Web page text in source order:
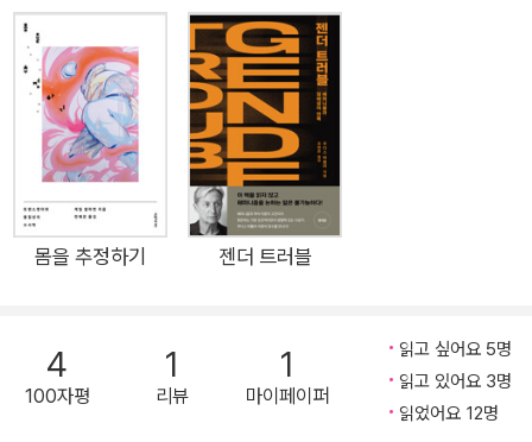
개념은 믿을 수 없을 정도로 단순하다. 모두가 선망할 만한 직업,
명성과 권력을 소유하고, 모범적인 가족을 꾸리고, 재화를 축적하
는 것이 바로 성공으로 통한다. 사회는 마음만 먹으면 누구나 이
런 성공을 거둘 수 있다고 말한다. 하지만 이런 식의 수사가 자유
주의적 소비 주체이길 요구하는 사회에서 더는 통할 것 같지 않
다. 그것이 현실이 되기에는 경제적, 교육적, 사회적 장벽이 너무
많다. 심화되는 불평등도 변할 가망이 전혀 없다. 승자는 소수일
수밖에 없으며, 그 뒤에서는 어쩔 수 없이 수많은 패자의 그림자
다른 세계를 꿈꾸는 것이 오히려 불가능하지 않은가. 우리는 모두
꿈이 산산조각 나고, 희망이 짓뭉개지며, 환상이 깨지는 일에 항
상 익숙하다. 그런데 스펀지밥은 미스터 크랩스를 위해 하루 종일
몸을 추정하기 젠더 트러블
4
100자평
1
리뷰
1
마이페이퍼
읽고 싶어요 5명
읽고 있어요 3명
읽었어요 12명